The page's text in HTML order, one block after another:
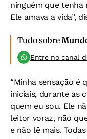
ninguém que tenha
Ele amava a vida”,
Tudo sobre
Entre no canal
“Minha sensação é
iniciais, durante as
quem eu sou. Ele
leitor voraz, não
e não lê mais.